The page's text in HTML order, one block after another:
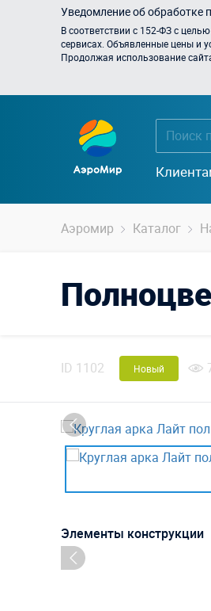
Уведомление об обработке
В соответствии с 152-ФЗ с
сервисах. Объявленные цены и
Продолжая использование
Аэромир Каталог
ID 1102 Новый
Элементы конструкции